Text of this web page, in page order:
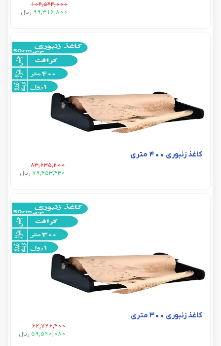
104,544,000
99,316,800 ريال
کاغذ زنبوری ۴۰۰ متری
83,635,200
79,453,440 ريال
کاغذ زنبوری ۳۰۰ متری
62,726,400
59,590,080 ريال